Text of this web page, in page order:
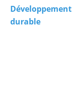
Développement
durable